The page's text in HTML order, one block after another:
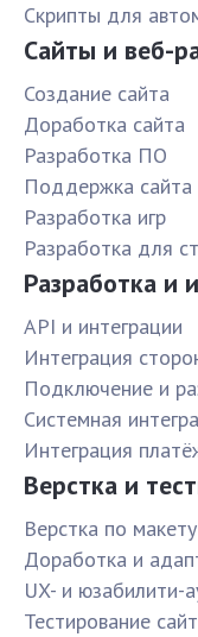
Скрипты для
Сайты и веб-
Создание сайта
Доработка сайта
Разработка ПО
Поддержка сайта
Разработка игр
Разработка для
Разработка и
API и интеграции
Интеграция
Подключение и
Системная
Интеграция
Верстка и
Верстка по макету
Доработка и
UX- и юзабилити-
Тестирование